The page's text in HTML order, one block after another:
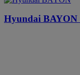
Hyundai BAYON